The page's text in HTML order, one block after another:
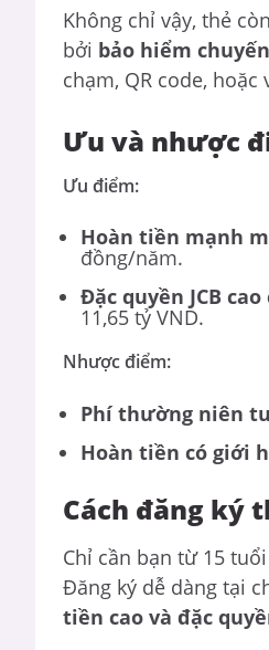
Không chỉ vậy, thẻ
bởi bảo hiểm
chạm, QR code, hoặc
Ưu và nhược
Ưu điểm:
Hoàn tiền mạnh
đồng/năm.
Đặc quyền JCB cao
11,65 tỷ VND.
Nhược điểm:
Phí thường niên
Hoàn tiền có giới
Cách đăng ký
Chỉ cần bạn từ 15
Đăng ký dễ dàng tại
tiền cao và đặc